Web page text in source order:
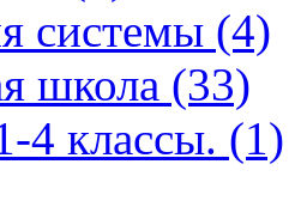
системы (4)
школа (33)
4 классы. (1)